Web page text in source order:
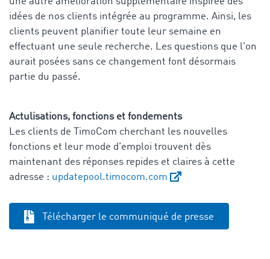
idées de nos clients intégrée au programme. Ainsi, les
clients peuvent planifier toute leur semaine en
effectuant une seule recherche. Les questions que l'on
aurait posées sans ce changement font désormais
partie du passé.
Actulisations, fonctions et fondements
Les clients de TimoCom cherchant les nouvelles
fonctions et leur mode d'emploi trouvent dès
maintenant des réponses repides et claires à cette
adresse : updatepool.timocom.com
Télécharger le communiqué de presse